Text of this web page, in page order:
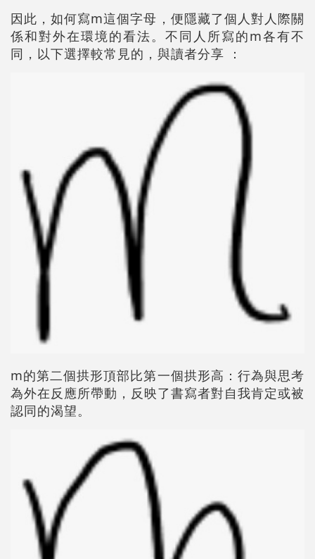
因此，如何寫m這個字母，便隱藏了個人對人際關
係和對外在環境的看法。不同人所寫的m各有不
同，以下選擇較常見的，與讀者分享 ：
m的第二個拱形頂部比第一個拱形高：行為與思考
為外在反應所帶動，反映了書寫者對自我肯定或被
認同的渴望。